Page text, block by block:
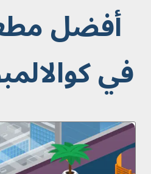
أفضل
في